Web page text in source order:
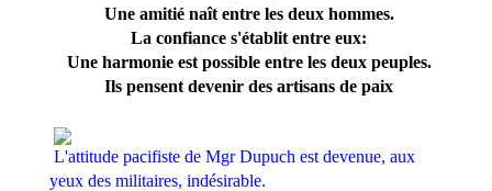
Une amitié naît entre les deux hommes.
La confiance s'établit entre eux:
Une harmonie est possible entre les deux peuples.
Ils pensent devenir des artisans de paix
L'attitude pacifiste de Mgr Dupuch est devenue, aux
yeux des militaires, indésirable.